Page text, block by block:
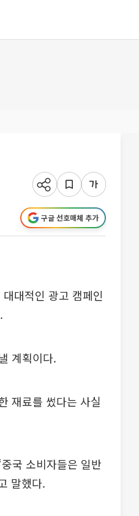
구글 선호매체 추가
대적인 광고 캠페인
계획이다.
재료를 썼다는 사실
국 소비자들은 일반
말했다.